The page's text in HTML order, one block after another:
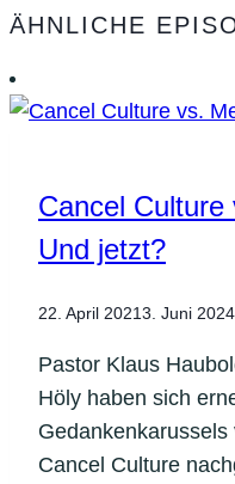
ÄHNLICHE
Cancel Culture
Und jetzt?
22. April 20213. Juni 2024
Pastor Klaus
Höly haben sich
Cancel Culture